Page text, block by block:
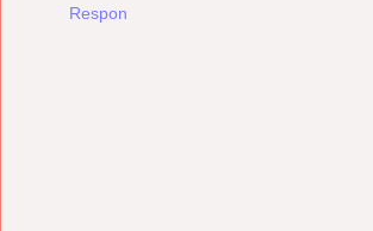
Respon